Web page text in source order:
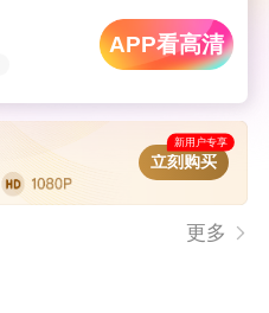
APP看高清
新用户专享
立刻购买
更多